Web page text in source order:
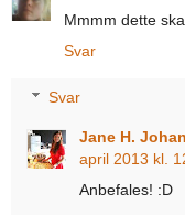
Mmmm dette
Svar
Svar
Jane H.
april 2013 kl.
Anbefales! :D